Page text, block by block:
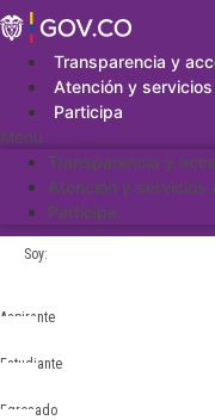
Saltar
al
contenidoTransparencia y
Atención y
Participa
Menu
Transparencia y
Atención y servicios
Participa
Soy:
Aspirante
Estudiante
Egresado